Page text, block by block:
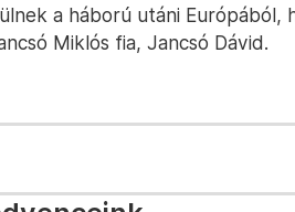
a háború utáni
Miklós fia, Jancsó Dávid.